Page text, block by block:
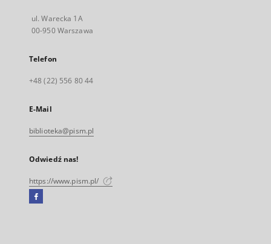
ul. Warecka 1A
00-950 Warszawa
Telefon
+48 (22) 556 80 44
E-Mail
biblioteka@pism.pl
Odwiedź nas!
https://www.pism.pl/
Facebook